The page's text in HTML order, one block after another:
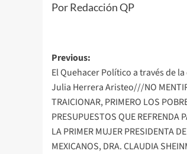
Por Redacción QP
Post
navigation
Previous:
El Quehacer Político a través de
Julia Herrera Aristeo///NO
TRAICIONAR, PRIMERO LOS
PRESUPUESTOS QUE REFRENDA
LA PRIMER MUJER PRESIDENTA
MEXICANOS, DRA. CLAUDIA